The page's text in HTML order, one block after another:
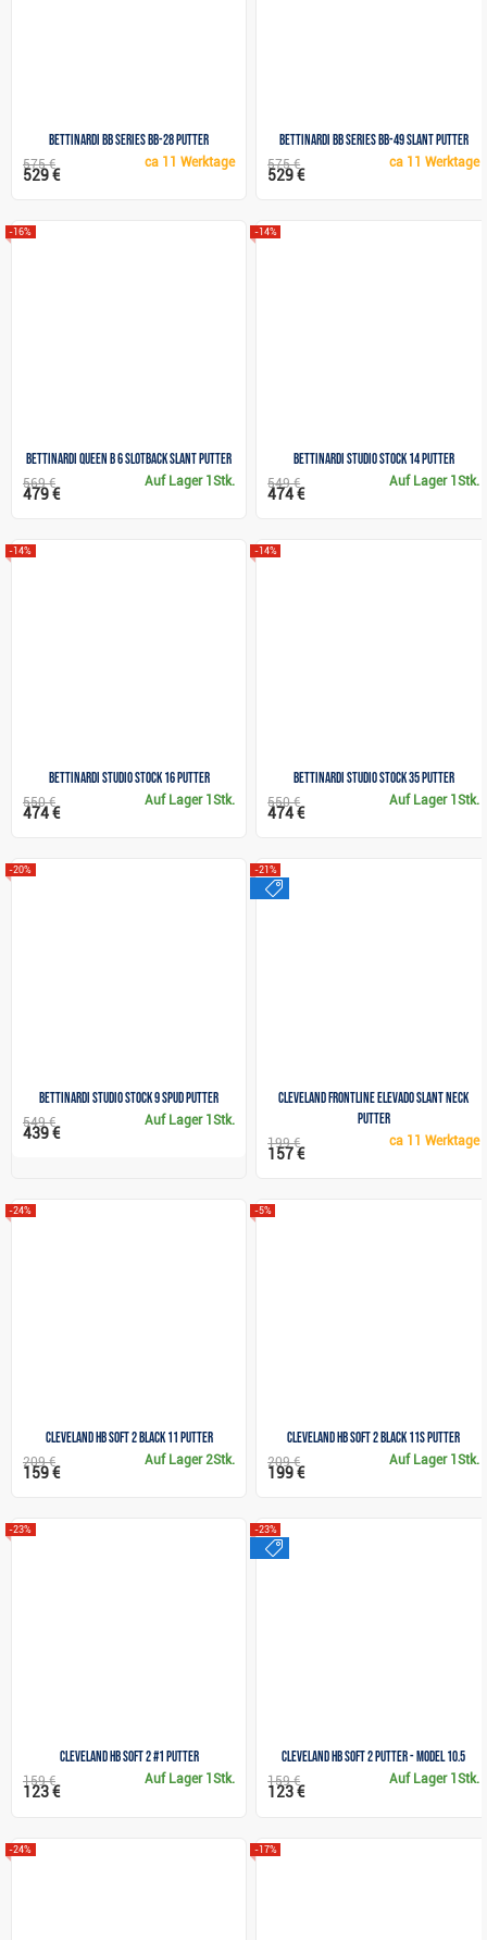
Bettinardi BB Series BB-28 Putter
ca 11 Werktage
575 €
529 €
Bettinardi BB Series BB-49 Slant Putter
ca 11 Werktage
575 €
529 €
Bettinardi Queen B 6 Slotback Slant putter
-16%
Auf Lager 1Stk.
569 €
479 €
Bettinardi STUDIO STOCK 14 Putter
-14%
Auf Lager 1Stk.
549 €
474 €
Bettinardi STUDIO STOCK 16 Putter
-14%
Auf Lager 1Stk.
550 €
474 €
Bettinardi STUDIO STOCK 35 Putter
-14%
Auf Lager 1Stk.
550 €
474 €
Bettinardi STUDIO STOCK 9 Spud Putter
-20%
Auf Lager 1Stk.
549 €
439 €
Cleveland Frontline Elevado Slant Neck
Putter
-21%
ca 11 Werktage
199 €
157 €
Cleveland HB SOFT 2 Black 11 putter
-24%
Auf Lager2Stk.
209 €
159 €
Cleveland HB SOFT 2 Black 11S putter
-5%
Auf Lager 1Stk.
209 €
199 €
Cleveland HB Soft 2 #1 Putter
-23%
Auf Lager 1Stk.
159 €
123 €
Cleveland HB SOFT 2 Putter - Model 10.5
-23%
Auf Lager 1Stk.
159 €
123 €
-24% -17%